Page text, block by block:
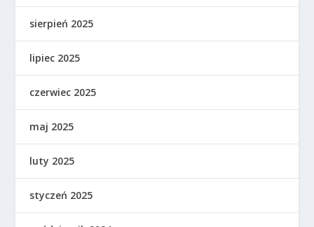
sierpień 2025
lipiec 2025
czerwiec 2025
maj 2025
luty 2025
styczeń 2025